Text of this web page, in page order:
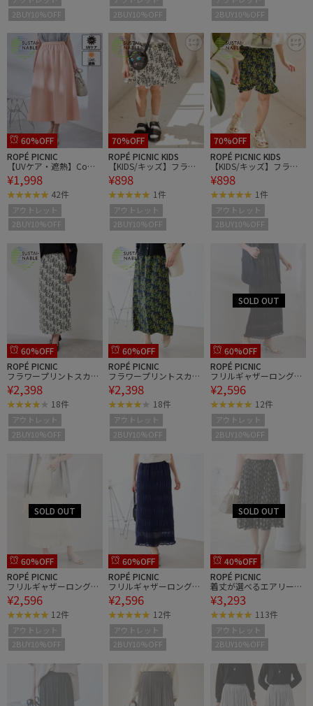
2BUY10%OFF
2BUY10%OFF
2BUY10%OFF
60%OFF
ROPÉ PICNIC
【UVケア・遮熱】Comf
ort Seriesコンフォートシ
リーズ/着丈が選べるフ
レアスカート
¥1,998
42件
アウトレット
2BUY10%OFF
70%OFF
ROPÉ PICNIC KIDS
【KIDS/キッズ】フラワ
ー柄インパン付きスカー
ト/リンクコーデ
¥898
1件
アウトレット
2BUY10%OFF
70%OFF
ROPÉ PICNIC KIDS
【KIDS/キッズ】フラワ
ー柄インパン付きスカー
ト/リンクコーデ
¥898
1件
アウトレット
2BUY10%OFF
60%OFF
ROPÉ PICNIC
フラワープリントスカー
ト/リンクコーデ
¥2,398
18件
アウトレット
2BUY10%OFF
60%OFF
ROPÉ PICNIC
フラワープリントスカー
ト/リンクコーデ
¥2,398
18件
アウトレット
2BUY10%OFF
60%OFF
ROPÉ PICNIC
フリルギャザーロングス
カート
¥2,596
12件
アウトレット
2BUY10%OFF
60%OFF
ROPÉ PICNIC
フリルギャザーロングス
カート
¥2,596
12件
アウトレット
2BUY10%OFF
60%OFF
ROPÉ PICNIC
フリルギャザーロングス
カート
¥2,596
12件
アウトレット
2BUY10%OFF
40%OFF
ROPÉ PICNIC
着丈が選べるエアリープ
リーツスカート
¥3,293
113件
アウトレット
2BUY10%OFF